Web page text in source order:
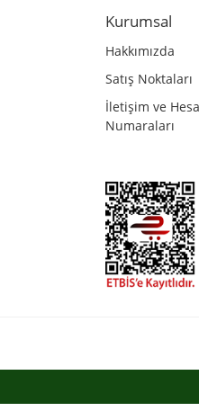
Ürün
Ürün
Bu
Kurumsal
Hakkımızda
Satış Noktaları
İletişim ve
Numaraları